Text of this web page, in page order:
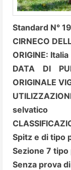
Standard N°
CIRNECO
ORIGINE: Italia
DATA DI
ORIGINALE
selvatico
Spitz e di tipo
Sezione 7
Senza prova